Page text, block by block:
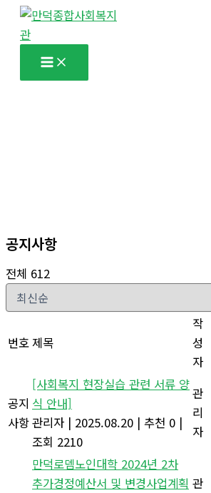
공지사항
전체 612
번호제목
작
성
자
공지
사항
[사회복지 현장실습 관련 서류 양
식 안내]
관리자 | 2025.08.20 | 추천 0 |
조회 2210
관
리
자
만덕로뎀노인대학 2024년 2차
추가경정예산서 및 변경사업계획 관